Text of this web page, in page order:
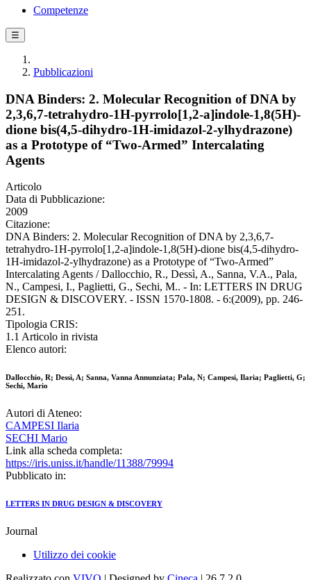
Competenze
☰
Pubblicazioni
DNA Binders: 2. Molecular Recognition of DNA by
2,3,6,7-tetrahydro-1H-pyrrolo[1,2-a]indole-1,8(5H)-
dione bis(4,5-dihydro-1H-imidazol-2-ylhydrazone)
as a Prototype of “Two-Armed” Intercalating
Agents
Articolo
Data di Pubblicazione:
2009
Citazione:
DNA Binders: 2. Molecular Recognition of DNA by 2,3,6,7-
tetrahydro-1H-pyrrolo[1,2-a]indole-1,8(5H)-dione bis(4,5-dihydro-
1H-imidazol-2-ylhydrazone) as a Prototype of “Two-Armed”
Intercalating Agents / Dallocchio, R., Dessì, A., Sanna, V.A., Pala,
N., Campesi, I., Paglietti, G., Sechi, M.. - In: LETTERS IN DRUG
DESIGN & DISCOVERY. - ISSN 1570-1808. - 6:(2009), pp. 246-
251.
Tipologia CRIS:
1.1 Articolo in rivista
Elenco autori:
Dallocchio, R; Dessì, A; Sanna, Vanna Annunziata; Pala, N; Campesi, Ilaria; Paglietti, G;
Sechi, Mario
Autori di Ateneo:
CAMPESI Ilaria
SECHI Mario
Link alla scheda completa:
https://iris.uniss.it/handle/11388/79994
Pubblicato in:
LETTERS IN DRUG DESIGN & DISCOVERY
Journal
Utilizzo dei cookie